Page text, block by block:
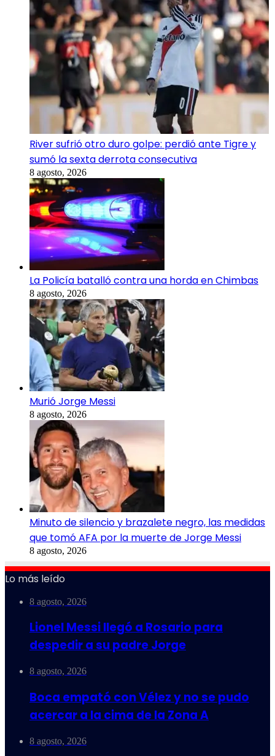
River sufrió otro duro golpe: perdió ante Tigre y
sumó la sexta derrota consecutiva
8 agosto, 2026
La Policía batalló contra una horda en Chimbas
8 agosto, 2026
Murió Jorge Messi
8 agosto, 2026
Minuto de silencio y brazalete negro, las medidas
que tomó AFA por la muerte de Jorge Messi
8 agosto, 2026
Lo más leído
8 agosto, 2026
Lionel Messi llegó a Rosario para
despedir a su padre Jorge
8 agosto, 2026
Boca empató con Vélez y no se pudo
acercar a la cima de la Zona A
8 agosto, 2026